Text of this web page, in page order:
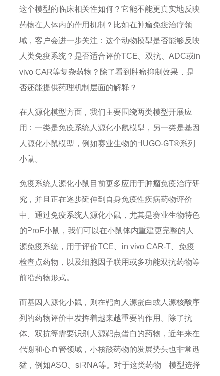
这个模型的临床相关性如何？它能不能更真实地反映
药物在人体内的作用机制？比如在肿瘤免疫治疗领
域，客户会进一步关注：这个动物模型是否能够反映
人类免疫系统？是否适合评价TCE、双抗、ADC或in
vivo CAR等复杂药物？除了看到肿瘤抑制效果，是
否还能提供药理机制层面的解释？
在人源化模型方面，我们主要围绕两类模型开展应
用：一类是免疫系统人源化小鼠模型，另一类是基因
人源化小鼠模型，例如赛业生物的HUGO-GT®系列
小鼠。
免疫系统人源化小鼠目前更多应用于肿瘤免疫治疗研
究，并且正在逐步延伸到自身免疫性疾病药物评价
中。通过免疫系统人源化小鼠，尤其是赛业生物特色
的ProF小鼠，我们可以在小鼠体内重建更完整的人
源免疫系统，用于评价TCE、in vivo CAR-T、免疫
检查点药物，以及细胞因子联用或多功能双抗药物等
前沿药物形式。
而基因人源化小鼠，则在靶向人源蛋白或人源核酸序
列的药物评价中发挥着越来越重要的作用。除了抗
体、双抗等需要识别人源靶点蛋白的药物，近年来在
代谢和心血管领域，小核酸药物的发展势头也非常迅
猛，例如ASO、siRNA等。对于这类药物，模型选择